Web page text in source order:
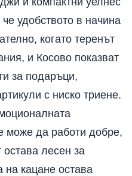
удобството в начина
когато теренът
и Косово показват
за подаръци,
с ниско триене.
може да работи добре,
остава лесен за
кацане остава